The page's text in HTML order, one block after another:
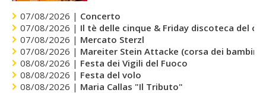
07/08/2026 | Concerto
07/08/2026 | Il tè delle cinque & Friday discoteca del
07/08/2026 | Mercato Sterzl
07/08/2026 | Mareiter Stein Attacke (corsa dei bambini)
08/08/2026 | Festa dei Vigili del Fuoco
08/08/2026 | Festa del volo
08/08/2026 | Maria Callas "Il Tributo"